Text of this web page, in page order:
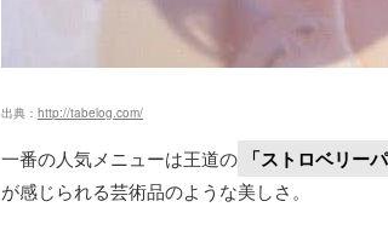
出典： http://tabelog.com/
一番の人気メニューは王道の 「ストロベリー
が感じられる芸術品のような美しさ。